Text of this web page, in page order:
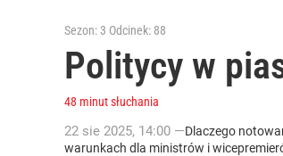
Sezon: 3 Odcinek: 88
Politycy w
48 minut słuchania
22 sie 2025, 14:00 —Dlaczego
warunkach dla ministrów i